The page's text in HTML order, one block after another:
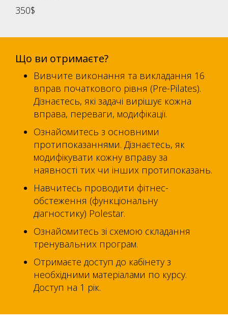
350$
Що ви отримаєте?
Вивчите виконання та викладання 16
вправ початкового рівня (Pre-Pilates).
Дізнаєтесь, які задачі вирішує кожна
вправа, переваги, модифікації.
Ознайомитесь з основними
протипоказаннями. Дізнаєтесь, як
модифікувати кожну вправу за
наявності тих чи інших протипоказань.
Навчитесь проводити фітнес-
обстеження (функціональну
діагностику) Polestar.
Ознайомитесь зі схемою складання
тренувальних програм.
Отримаєте доступ до кабінету з
необхідними матеріалами по курсу.
Доступ на 1 рік.